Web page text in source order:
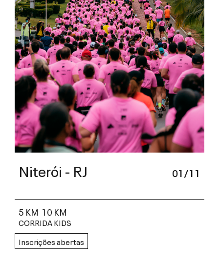
Niterói - RJ 01/11
5 KM 10 KM
CORRIDA KIDS
Inscrições abertas